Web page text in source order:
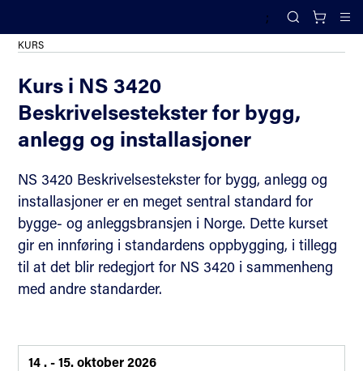
;
Search
KURS
Kurs i NS 3420
Beskrivelsestekster for bygg,
anlegg og installasjoner
NS 3420 Beskrivelsestekster for bygg, anlegg og
installasjoner er en meget sentral standard for
bygge- og anleggsbransjen i Norge. Dette kurset
gir en innføring i standardens oppbygging, i tillegg
til at det blir redegjort for NS 3420 i sammenheng
med andre standarder.
14 . - 15. oktober 2026